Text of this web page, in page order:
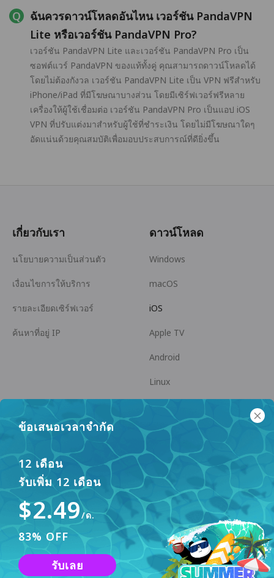
ฉันควรดาวน์โหลดอันไหน เวอร์ชัน PandaVPN
Lite หรือเวอร์ชัน PandaVPN Pro?
เวอร์ชัน PandaVPN Lite และเวอร์ชัน PandaVPN Pro เป็น
ซอฟต์แวร์ PandaVPN ของแท้ทั้งคู่ คุณสามารถดาวน์โหลดได้
โดยไม่ต้องกังวล เวอร์ชัน PandaVPN Lite เป็น VPN ฟรีสำหรับ
iPhone/iPad ที่มีโฆษณาบางส่วน โดยมีเซิร์ฟเวอร์ฟรีหลาย
เครื่องให้ผู้ใช้เชื่อมต่อ เวอร์ชัน PandaVPN Pro เป็นแอป iOS
VPN ที่ปรับแต่งมาสำหรับผู้ใช้ที่ชำระเงิน โดยไม่มีโฆษณาใดๆ
อัดแน่นด้วยคุณสมบัติเพื่อมอบประสบการณ์ที่ดียิ่งขึ้น
ข้อเสนอเวลาจำกัด
12 เดือน
รับเพิ่ม 12 เดือน
$2.49/ด.
83% OFF
รับเลย
เกี่ยวกับเรา
นโยบายความเป็นส่วนตัว
เงื่อนไขการให้บริการ
รายละเอียดเซิร์ฟเวอร์
ค้นหาที่อยู่ IP
ดาวน์โหลด
Windows
macOS
iOS
Apple TV
Android
Linux
Android TV
ศูนย์ช่วยเหลือ
panda7x24@gmail.com
FAQ
ความร่วมมือ
เป็นพันธมิตร
วิธีการชำระเงิน
เว็บไซต์นี้ใช้คุกกี้เพื่อปรับปรุงประสบการณ์ผู้ใช้ หากต้องการ
เรียนรู้เพิ่มเติม โปรดตรวจสอบ
นโยบายความเป็นส่วนตัวของ ยอมรับ